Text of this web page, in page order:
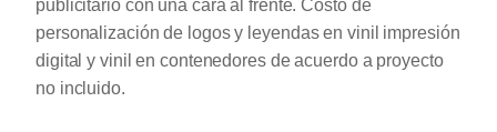
publicitario con una cara al frente. Costo de
personalización de logos y leyendas en vinil impresión
digital y vinil en contenedores de acuerdo a proyecto
no incluido.